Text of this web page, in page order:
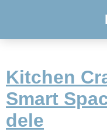
Kitchen
Smart
dele